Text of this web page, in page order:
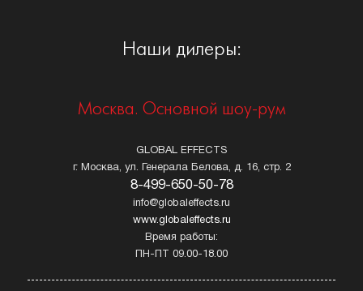
Наши дилеры:
Москва. Основной шоу-рум
GLOBAL EFFECTS
г. Москва, ул. Генерала Белова, д. 16, стр. 2
8-499-650-50-78
info@globaleffects.ru
www.globaleffects.ru
Время работы:
ПН-ПТ 09.00-18.00